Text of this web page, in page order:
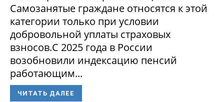
Самозанятые граждане относятся к этой
категории только при условии
добровольной уплаты страховых
взносов.С 2025 года в России
возобновили индексацию пенсий
работающим...
ЧИТАТЬ ДАЛЕЕ